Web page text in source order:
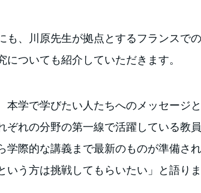
も、川原先生が拠点とするフランスで
についても紹介していただきます。
本学で学びたい人たちへのメッセージ
ぞれの分野の第一線で活躍している教
学際的な講義まで最新のものが準備さ
いう方は挑戦してもらいたい」と語りま